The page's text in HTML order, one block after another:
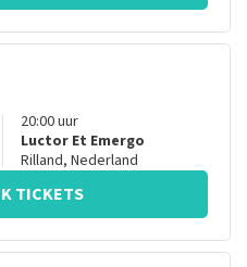
20:00uur
Luctor Et Emergo
Rilland, Nederland
TICKETS